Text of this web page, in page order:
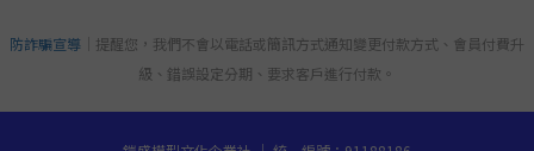
防詐騙宣導 ｜提醒您，我們不會以電話或簡訊方式通知變更付款方式、會員付費升
級、錯誤設定分期、要求客戶進行付款。